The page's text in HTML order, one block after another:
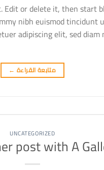
Edit or delete it, then start
nibh euismod tincidunt
adipiscing elit, sed
متابعة القراءة ←
UNCATEGORIZED
post with A